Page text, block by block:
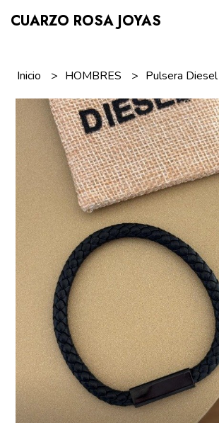
CUARZO ROSA JOYAS
Inicio HOMBRES Pulsera Diesel